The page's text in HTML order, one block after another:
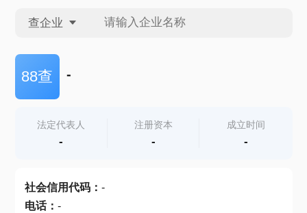
查企业
查企业
查产地
88查 -
法定代表人
-
注册资本
-
成立时间
-
社会信用代码： -
电话： -